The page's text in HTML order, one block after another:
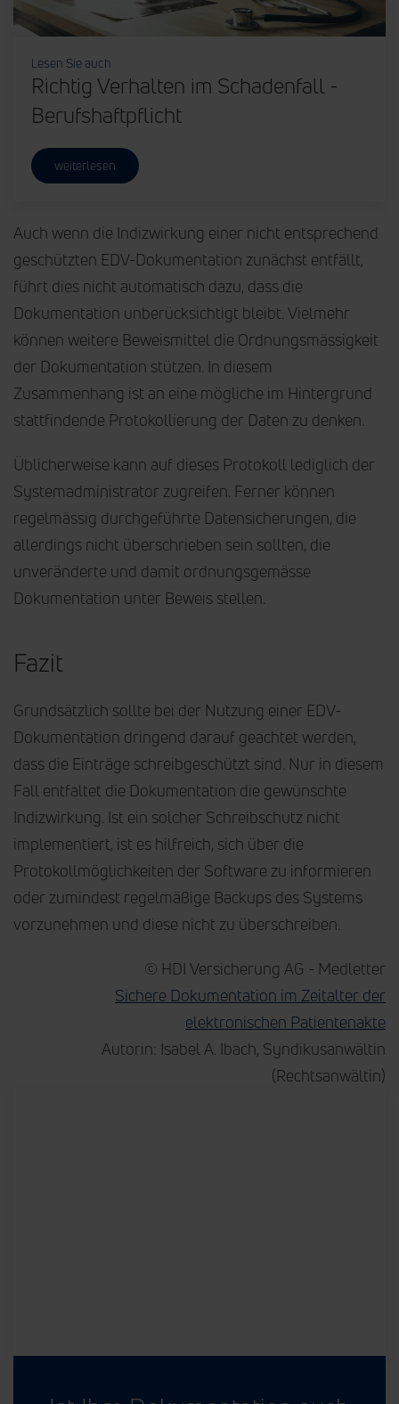
Lesen Sie auch
Richtig Verhalten im Schadenfall -
Berufshaftpflicht
weiterlesen
Auch wenn die Indizwirkung einer nicht entsprechend
geschützten EDV-Dokumentation zunächst entfällt,
führt dies nicht automatisch dazu, dass die
Dokumentation unberücksichtigt bleibt. Vielmehr
können weitere Beweismittel die Ordnungsmässigkeit
der Dokumentation stützen. In diesem
Zusammenhang ist an eine mögliche im Hintergrund
stattfindende Protokollierung der Daten zu denken.
Üblicherweise kann auf dieses Protokoll lediglich der
Systemadministrator zugreifen. Ferner können
regelmässig durchgeführte Datensicherungen, die
allerdings nicht überschrieben sein sollten, die
unveränderte und damit ordnungsgemässe
Dokumentation unter Beweis stellen.
Fazit
Grundsätzlich sollte bei der Nutzung einer EDV-
Dokumentation dringend darauf geachtet werden,
dass die Einträge schreibgeschützt sind. Nur in diesem
Fall entfaltet die Dokumentation die gewünschte
Indizwirkung. Ist ein solcher Schreibschutz nicht
implementiert, ist es hilfreich, sich über die
Protokollmöglichkeiten der Software zu informieren
oder zumindest regelmäßige Backups des Systems
vorzunehmen und diese nicht zu überschreiben.
© HDI Versicherung AG - Medletter
Sichere Dokumentation im Zeitalter der
elektronischen Patientenakte
Autorin: Isabel A. Ibach, Syndikusanwältin
(Rechtsanwältin)